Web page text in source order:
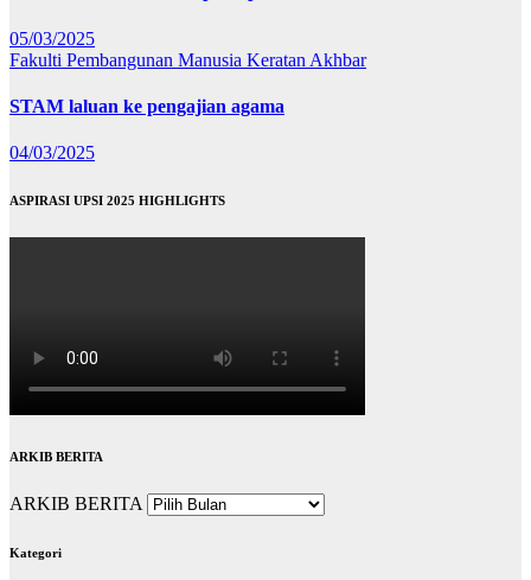
05/03/2025
Fakulti Pembangunan Manusia Keratan Akhbar
STAM laluan ke pengajian agama
04/03/2025
ASPIRASI UPSI 2025 HIGHLIGHTS
ARKIB BERITA
ARKIB BERITA
Kategori